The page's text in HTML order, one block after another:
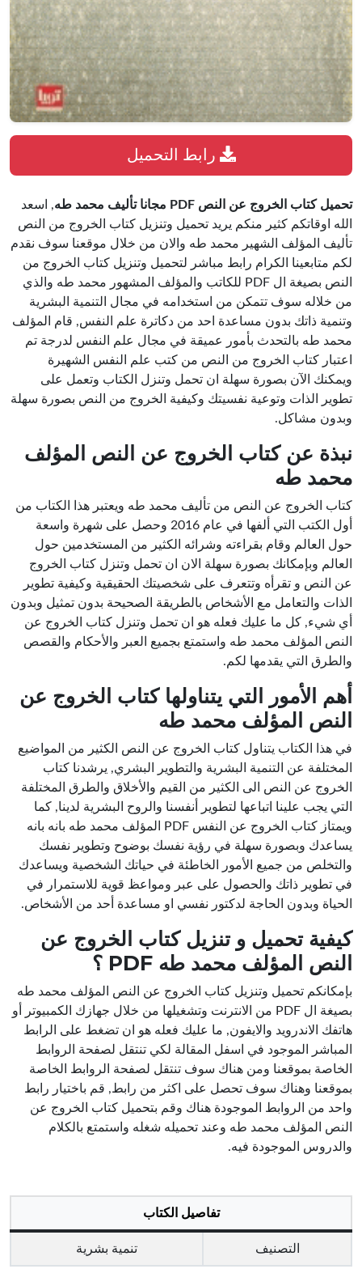
تحميل كتاب الخروج عن النص PDF مجانا تأليف محمد طه
, اسعد
الله اوقاتكم كثير منكم يريد تحميل وتنزيل كتاب الخروج من النص
تأليف المؤلف الشهير محمد طه والان من خلال موقعنا سوف نقدم
لكم متابعينا الكرام رابط مباشر لتحميل وتنزيل كتاب الخروج من
النص بصيغة ال PDF للكاتب والمؤلف المشهور محمد طه والذي
من خلاله سوف تتمكن من استخدامه في مجال التنمية البشرية
وتنمية ذاتك بدون مساعدة احد من دكاترة علم النفس, قام المؤلف
محمد طه بالتحدث بأمور عميقة في مجال علم النفس لدرجة تم
اعتبار كتاب الخروج من النص من كتب علم النفس الشهيرة
ويمكنك الآن بصورة سهلة ان تحمل وتنزل الكتاب وتعمل على
تطوير الذات وتوعية نفسيتك وكيفية الخروج من النص بصورة سهلة
وبدون مشاكل.
نبذة عن كتاب الخروج عن النص المؤلف
محمد طه
كتاب الخروج عن النص من تأليف محمد طه ويعتبر هذا الكتاب من
أول الكتب التي ألفها في عام 2016 وحصل على شهرة واسعة
حول العالم وقام بقراءته وشرائه الكثير من المستخدمين حول
العالم وبإمكانك بصورة سهلة الان ان تحمل وتنزل كتاب الخروج
عن النص و تقرأه وتتعرف على شخصيتك الحقيقية وكيفية تطوير
الذات والتعامل مع الأشخاص بالطريقة الصحيحة بدون تمثيل وبدون
أي شيء, كل ما عليك فعله هو ان تحمل وتنزل كتاب الخروج عن
النص المؤلف محمد طه واستمتع بجميع العبر والأحكام والقصص
والطرق التي يقدمها لكم.
أهم الأمور التي يتناولها كتاب الخروج عن
النص المؤلف محمد طه
في هذا الكتاب يتناول كتاب الخروج عن النص الكثير من المواضيع
المختلفة عن التنمية البشرية والتطوير البشري, يرشدنا كتاب
الخروج عن النص الى الكثير من القيم والأخلاق والطرق المختلفة
التي يجب علينا اتباعها لتطوير أنفسنا والروح البشرية لدينا, كما
ويمتاز كتاب الخروج عن النفس PDF المؤلف محمد طه بانه بانه
يساعدك وبصورة سهلة في رؤية نفسك بوضوح وتطوير نفسك
والتخلص من جميع الأمور الخاطئة في حياتك الشخصية ويساعدك
في تطوير ذاتك والحصول على عبر ومواعظ قوية للاستمرار في
الحياة وبدون الحاجة لدكتور نفسي او مساعدة أحد من الأشخاص.
كيفية تحميل و تنزيل كتاب الخروج عن
النص المؤلف محمد طه PDF ؟
بإمكانكم تحميل وتنزيل كتاب الخروج عن النص المؤلف محمد طه
بصيغة ال PDF من الانترنت وتشغيلها من خلال جهازك الكمبيوتر أو
هاتفك الاندرويد والايفون, ما عليك فعله هو ان تضغط على الرابط
المباشر الموجود في اسفل المقالة لكي تنتقل لصفحة الروابط
الخاصة بموقعنا ومن هناك سوف تنتقل لصفحة الروابط الخاصة
بموقعنا وهناك سوف تحصل على اكثر من رابط, قم باختيار رابط
واحد من الروابط الموجودة هناك وقم بتحميل كتاب الخروج عن
النص المؤلف محمد طه وعند تحميله شغله واستمتع بالكلام
والدروس الموجودة فيه.
تفاصيل الكتاب
التصنيف تنمية بشرية